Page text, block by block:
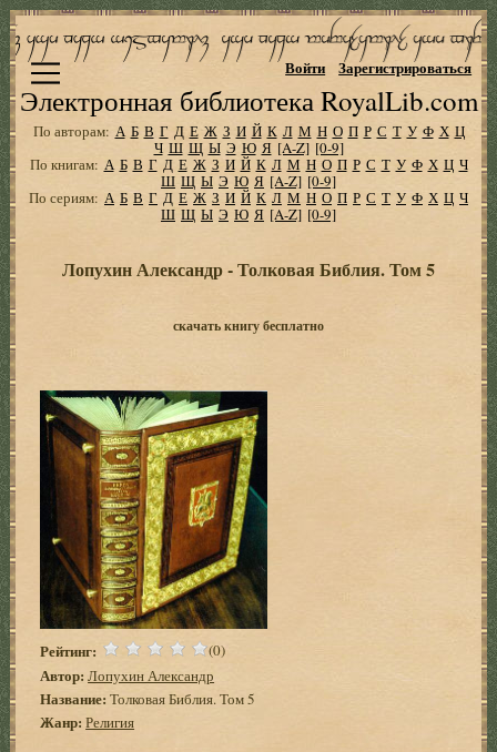
Электронная библиотека RoyalLib.com
Войти Зарегистрироваться
По авторам: А Б В Г Д Е Ж З И Й К Л М Н О П Р С Т У Ф Х Ц
Ч Ш Щ Ы Э Ю Я [A-Z] [0-9]
По книгам: А Б В Г Д Е Ж З И Й К Л М Н О П Р С Т У Ф Х Ц Ч
Ш Щ Ы Э Ю Я [A-Z] [0-9]
По сериям: А Б В Г Д Е Ж З И Й К Л М Н О П Р С Т У Ф Х Ц Ч
Ш Щ Ы Э Ю Я [A-Z] [0-9]
Лопухин Александр - Толковая Библия. Том 5
скачать книгу бесплатно
Рейтинг: (0)
Автор: Лопухин Александр
Название: Толковая Библия. Том 5
Жанр: Религия